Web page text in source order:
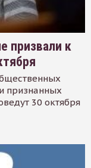
призвали к
признанных
30 октября